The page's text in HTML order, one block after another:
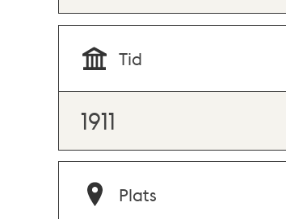
Tid
1911
Plats